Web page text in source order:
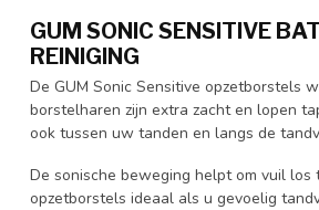
GUM SONIC SENSITIVE
REINIGING
De GUM Sonic Sensitive opzetborstels
borstelharen zijn extra zacht en lopen
ook tussen uw tanden en langs de
De sonische beweging helpt om vuil
opzetborstels ideaal als u gevoelig